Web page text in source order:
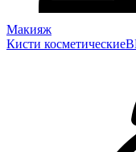
Макияж
Кисти косметические